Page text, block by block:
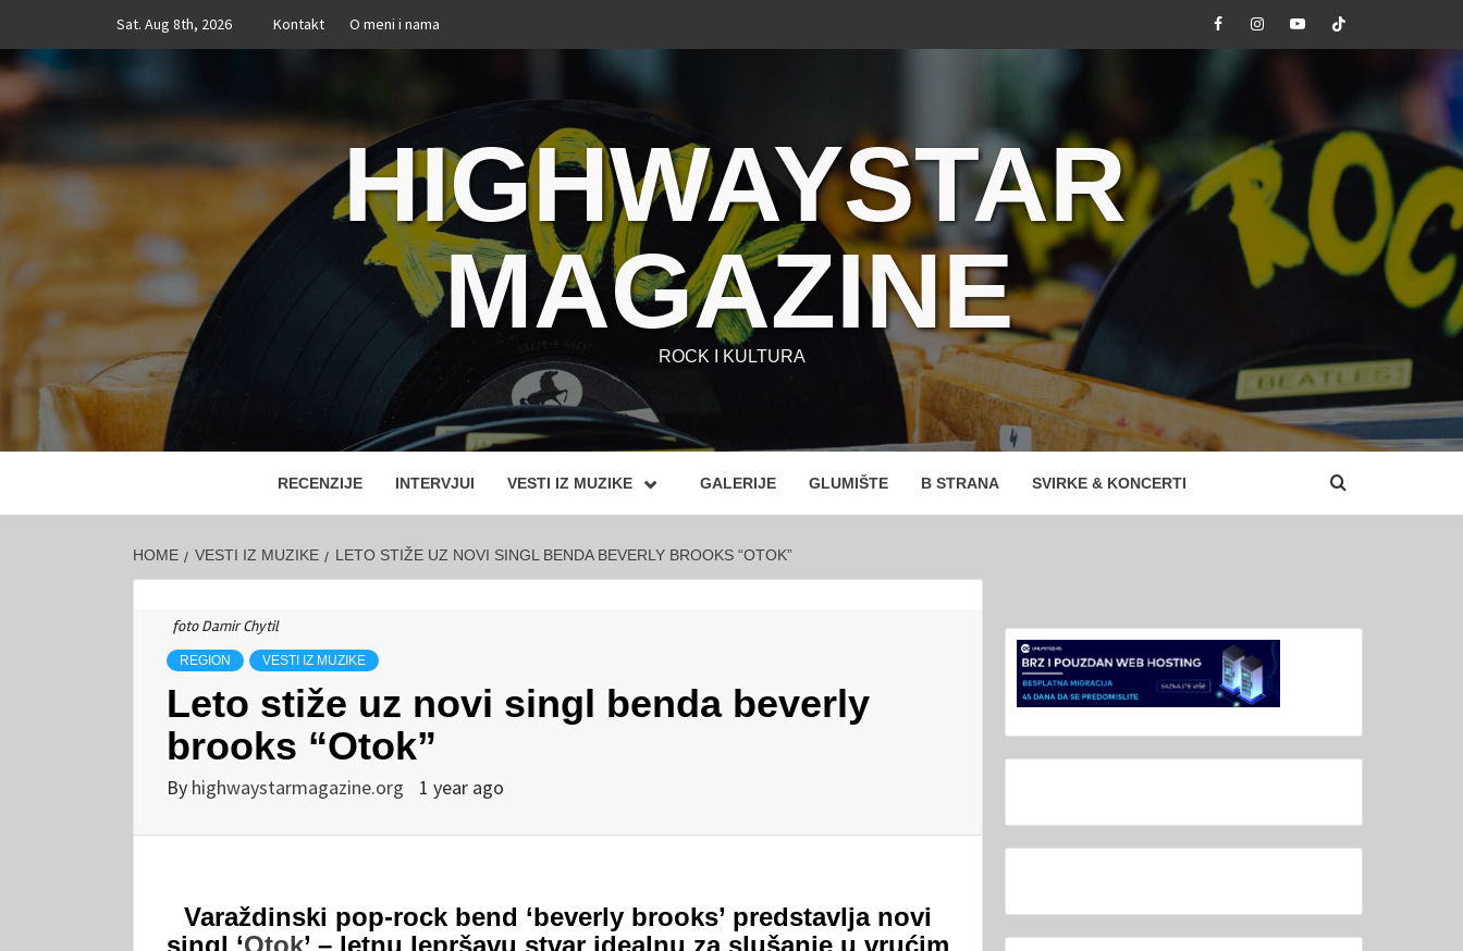
content
Sat. Aug 8th, 2026 Kontakt O meni i nama FacebookInstagramYoutube
Tik
HIGHWAYSTAR
MAGAZINE
ROCK I KULTURA
RECENZIJE INTERVJUI VESTI IZ MUZIKE GALERIJE GLUMIŠTE B STRANA SVIRKE & KONCERTI
HOME VESTI IZ MUZIKE LETO STIŽE UZ NOVI SINGL BENDA BEVERLY BROOKS “OTOK”
foto Damir Chytil
REGION VESTI IZ MUZIKE
Leto stiže uz novi singl benda beverly
brooks “Otok”
By highwaystarmagazine.org 1 year ago
Varaždinski pop-rock bend ‘beverly brooks’ predstavlja novi
singl ‘Otok’ – letnu lepršavu stvar idealnu za slušanje u vrućim